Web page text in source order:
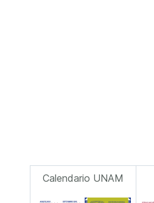
Calendario UNAM